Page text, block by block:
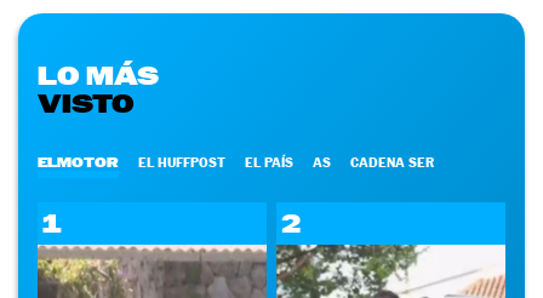
LO MÁS
VISTO
ELMOTOR EL HUFFPOST EL PAÍS AS CADENA SER
1 2